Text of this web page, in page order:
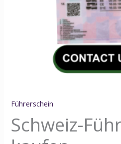
Führerschein
Schweiz-